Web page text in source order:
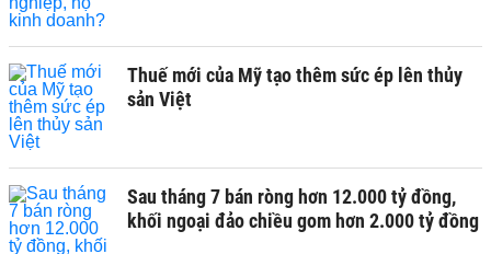
Thuế mới của Mỹ tạo thêm sức ép lên thủy
sản Việt
Sau tháng 7 bán ròng hơn 12.000 tỷ đồng,
khối ngoại đảo chiều gom hơn 2.000 tỷ đồng